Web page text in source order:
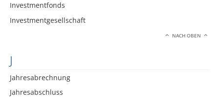
Investmentfonds
Investmentgesellschaft
NACH OBEN
J
Jahresabrechnung
Jahresabschluss